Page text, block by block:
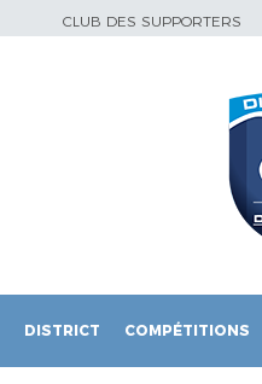
CLUB DES SUPPORTERS
DISTRICT COMPÉTITIONS